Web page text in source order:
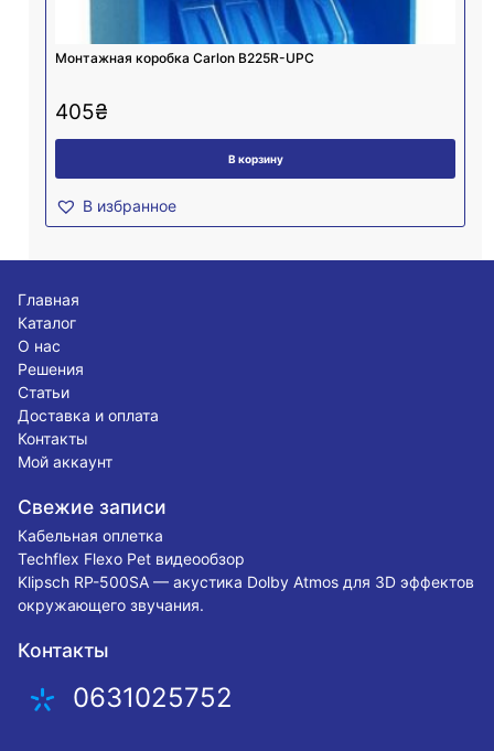
Монтажная коробка Carlon B225R-UPC
405₴
В корзину
В избранное
Главная
Каталог
О нас
Решения
Статьи
Доставка и оплата
Контакты
Мой аккаунт
Свежие записи
Кабельная оплетка
Techflex Flexo Pet видеообзор
Klipsch RP-500SA — акустика Dolby Atmos для 3D эффектов
окружающего звучания.
Контакты
0631025752